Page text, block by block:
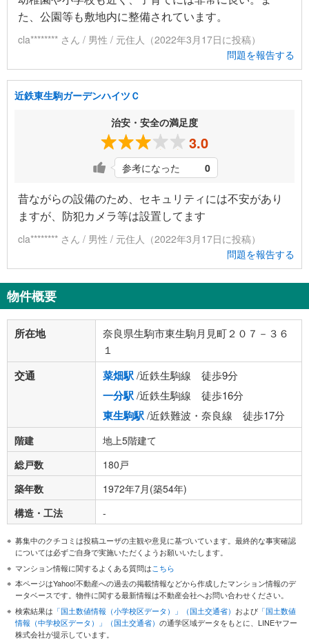
た、公園等も敷地内に整備されています。
cla******** さん / 男性 / 元住人（2022年3月17日に投稿）
問題を報告する
近鉄東生駒ガーデンハイツＣ
治安・安全の満足度
3.0
参考になった 0
昔ながらの設備のため、セキュリティには不安があり
ますが、防犯カメラ等は設置してます
cla******** さん / 男性 / 元住人（2022年3月17日に投稿）
問題を報告する
物件概要
所在地
奈良県生駒市東生駒月見町２０７－３６
１
交通 菜畑駅/近鉄生駒線 徒歩9分
一分駅/近鉄生駒線 徒歩16分
東生駒駅/近鉄難波・奈良線 徒歩17分
階建
地上5階建て
総戸数
180戸
築年数
1972年7月(築54年)
構造・工法
-
募集中のクチコミは投稿ユーザの主観や意見に基づいています。最終的な事実確認
については必ずご自身で実施いただくようお願いいたします。
マンション情報に関するよくある質問はこちら
本ページはYahoo!不動産への過去の掲載情報などから作成したマンション情報のデ
ータベースです。物件に関する最新情報は不動産会社へお問い合わせください。
検索結果は 「国土数値情報（小学校区データ）」（国土交通省） および 「国土数値
情報（中学校区データ）」（国土交通省） の通学区域データをもとに、LINEヤフー
株式会社が提示しています。